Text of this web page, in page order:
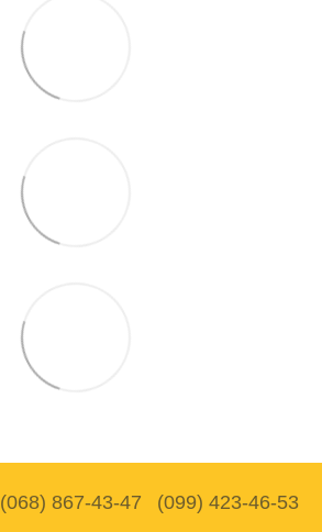
(068) 867-43-47 (099) 423-46-53